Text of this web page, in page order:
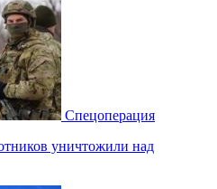
Спецоперация
уничтожили над